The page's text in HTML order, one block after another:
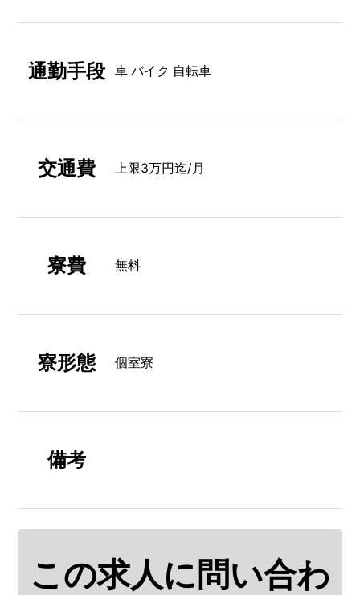
通勤手段 車 バイク 自転車
交通費 上限3万円迄/月
寮費 無料
寮形態 個室寮
備考
この求人に問い合わ